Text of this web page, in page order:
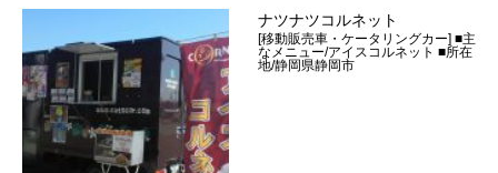
ナツナツコルネット
[移動販売車・ケータリングカー] ■主
なメニュー/アイスコルネット ■所在
地/静岡県静岡市